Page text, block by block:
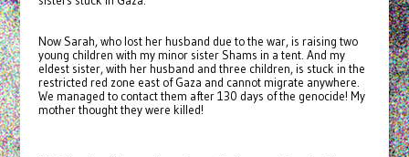
Now Sarah, who lost her husband due to the war, is raising two
young children with my minor sister Shams in a tent. And my
eldest sister, with her husband and three children, is stuck in the
restricted red zone east of Gaza and cannot migrate anywhere.
We managed to contact them after 130 days of the genocide! My
mother thought they were killed!